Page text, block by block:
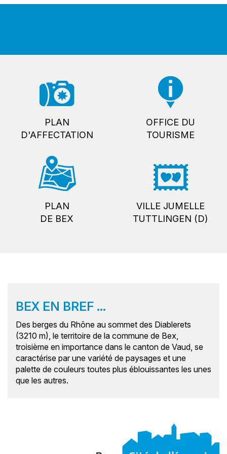
PLAN
D'AFFECTATION
OFFICE DU
TOURISME
PLAN
DE BEX
VILLE JUMELLE
TUTTLINGEN (D)
BEX EN BREF ...
Des berges du Rhône au sommet des Diablerets
(3210 m), le territoire de la commune de Bex,
troisième en importance dans le canton de Vaud, se
caractérise par une variété de paysages et une
palette de couleurs toutes plus éblouissantes les unes
que les autres.